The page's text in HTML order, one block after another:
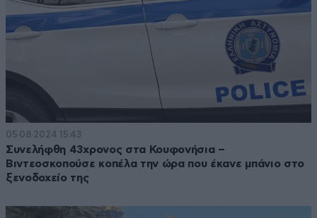
05·08·2024 15:43
Συνελήφθη 43χρονος στα Κουφονήσια –
Βιντεοσκοπούσε κοπέλα την ώρα που έκανε μπάνιο στο
ξενοδοχείο της